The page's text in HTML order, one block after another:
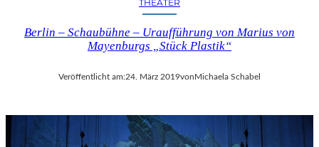
THEATER
Berlin – Schaubühne – Uraufführung von Marius von
Mayenburgs „Stück Plastik“
Veröffentlicht am:24. März 2019vonMichaela Schabel